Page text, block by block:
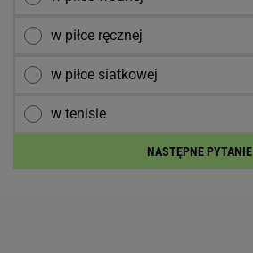
w piłce ręcznej
w piłce siatkowej
w tenisie
NASTĘPNE PYTANIE